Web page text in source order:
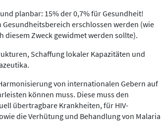
planbar: 15% der 0,7% für Gesundheit!
erschlossen werden (wie
diesem Zweck gewidmet werden sollte).
Schaffung lokaler Kapazitäten und
von internationalen Gebern auf
können muss. Diese muss den
übertragbare Krankheiten, für HIV-
die Verhütung und Behandlung von Malaria